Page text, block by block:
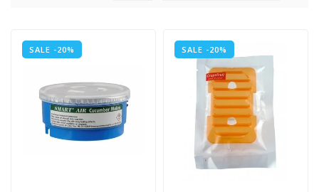
SALE -20% SALE -20%